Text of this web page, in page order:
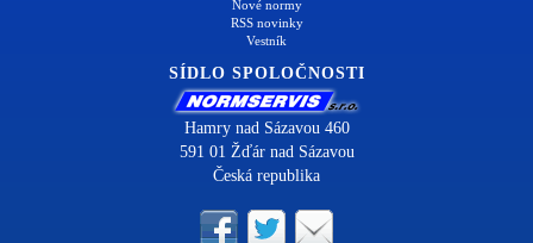
Nové normy
RSS novinky
Vestník
SÍDLO SPOLOČNOSTI
Hamry nad Sázavou 460
591 01 Žďár nad Sázavou
Česká republika